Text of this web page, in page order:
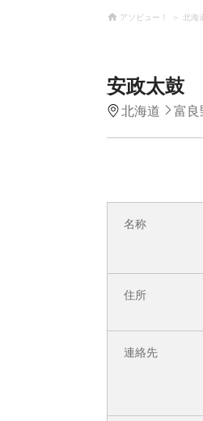
アソビュー！ 北海
安政太鼓
北海道 富
名称
住所
連絡先